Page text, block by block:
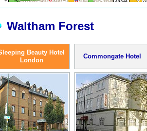
Waltham Forest
Beauty Hotel
London
Commongate Hotel